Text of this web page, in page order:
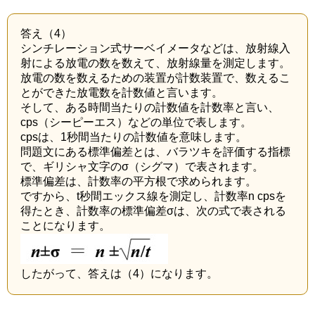
答え（4）
シンチレーション式サーベイメータなどは、放射線入
射による放電の数を数えて、放射線量を測定します。
放電の数を数えるための装置が計数装置で、数えるこ
とができた放電数を計数値と言います。
そして、ある時間当たりの計数値を計数率と言い、
cps（シーピーエス）などの単位で表します。
cpsは、1秒間当たりの計数値を意味します。
問題文にある標準偏差とは、バラツキを評価する指標
で、ギリシャ文字のσ（シグマ）で表されます。
標準偏差は、計数率の平方根で求められます。
ですから、t秒間エックス線を測定し、計数率n cpsを
得たとき、計数率の標準偏差σは、次の式で表される
ことになります。
したがって、答えは（4）になります。